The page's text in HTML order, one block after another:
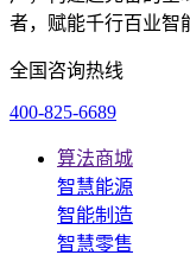
者，赋能千行百业智
全国咨询热线
400-825-6689
算法商城
智慧能源
智能制造
智慧零售